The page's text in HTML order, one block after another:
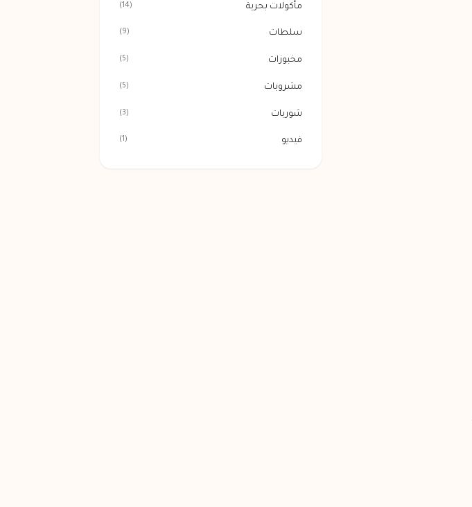
مأكولات بحرية (14)
سلطات (9)
مخبوزات (5)
مشروبات (5)
شوربات (3)
فيديو (1)